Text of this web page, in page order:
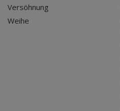
Versöhnung
Weihe